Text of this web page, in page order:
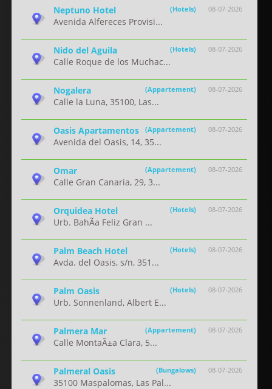
08-07-2026
Neptuno Hotel (Hotels)
Avenida Alfereces Provisi...
08-07-2026
Nido del Aguila (Hotels)
Calle Roque de los Muchac...
08-07-2026
Nogalera (Appartement)
Calle la Luna, 35100, Las...
08-07-2026
Oasis Apartamentos (Appartement)
Avenida del Oasis, 14, 35...
08-07-2026
Omar (Appartement)
Calle Gran Canaria, 29, 3...
08-07-2026
Orquidea Hotel (Hotels)
Urb. BahÃ­a Feliz Gran ...
08-07-2026
Palm Beach Hotel (Hotels)
Avda. del Oasis, s/n, 351...
08-07-2026
Palm Oasis (Hotels)
Urb. Sonnenland, Albert E...
08-07-2026
Palmera Mar (Appartement)
Calle MontaÃ±a Clara, 5...
08-07-2026
Palmeral Oasis (Bungalows)
35100 Maspalomas, Las Pal...